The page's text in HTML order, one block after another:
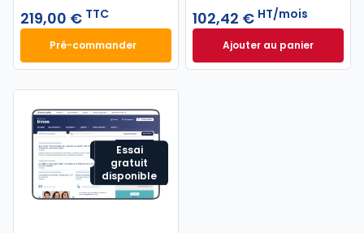
219,00 € TTC
Pré-commanderMémento IFRS 2027 à 219,00 € TTC
102,42 € HT/mois
Ajouter au panier
INNEO Cabinet
Essai
gratuit
disponible